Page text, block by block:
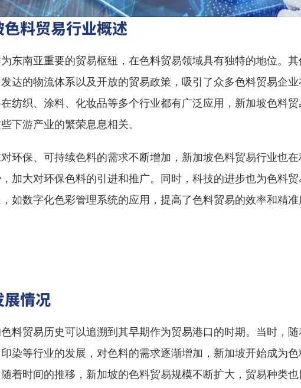
料贸易行业概述
东南亚重要的贸易枢纽，在色料贸易领域具有独特的地位。
达的物流体系以及开放的贸易政策，吸引了众多色料贸易企业
纺织、涂料、化妆品等多个行业都有广泛应用，新加坡色料
下游产业的繁荣息息相关。
环保、可持续色料的需求不断增加，新加坡色料贸易行业也
加大对环保色料的引进和推广。同时，科技的进步也为色料贸
如数字化色彩管理系统的应用，提高了色料贸易的效率和精准
展情况
料贸易历史可以追溯到其早期作为贸易港口的时期。当时，
染等行业的发展，对色料的需求逐渐增加，新加坡开始成为
着时间的推移，新加坡的色料贸易规模不断扩大，贸易种类